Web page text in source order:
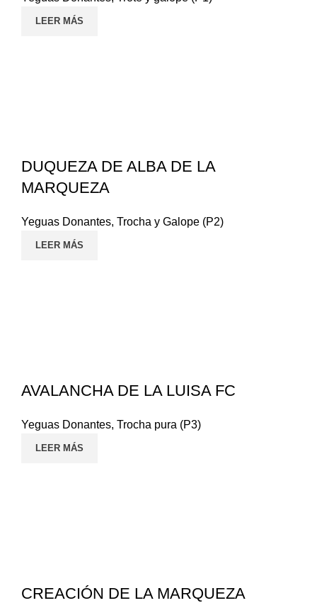
LEER MÁS
DUQUEZA DE ALBA DE LA
MARQUEZA
Yeguas Donantes, Trocha y Galope (P2)
LEER MÁS
AVALANCHA DE LA LUISA FC
Yeguas Donantes, Trocha pura (P3)
LEER MÁS
CREACIÓN DE LA MARQUEZA